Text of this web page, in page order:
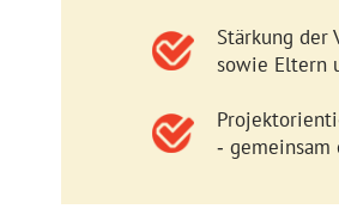
Stärkung der
sowie Eltern
-